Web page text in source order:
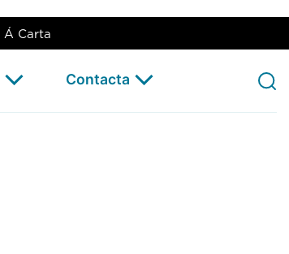
Á Carta
Contacta